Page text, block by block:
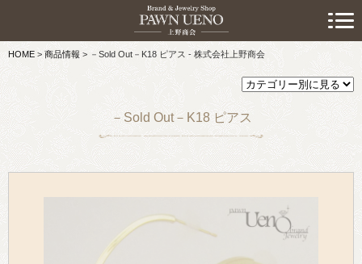
HOME > 商品情報> －Sold Out－K18 ピアス - 株式会社上野商会
－Sold Out－K18 ピアス
> 初めての方へ
> 預けたい方
> 売りたい方
> 買いたい方
> 取り扱い品目
> 商品情報